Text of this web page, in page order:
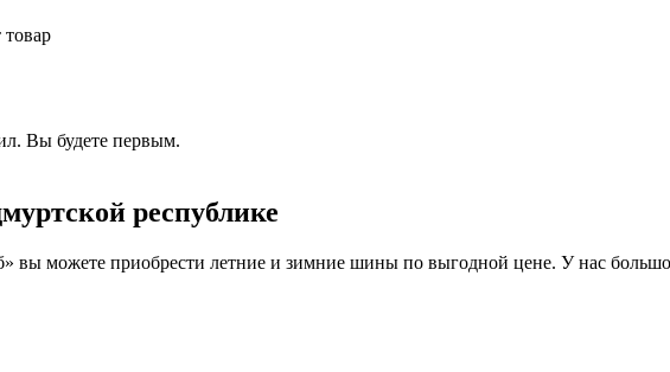
Вы будете первым.
республике
вы можете приобрести летние и зимние шины по выгодной цене. У нас